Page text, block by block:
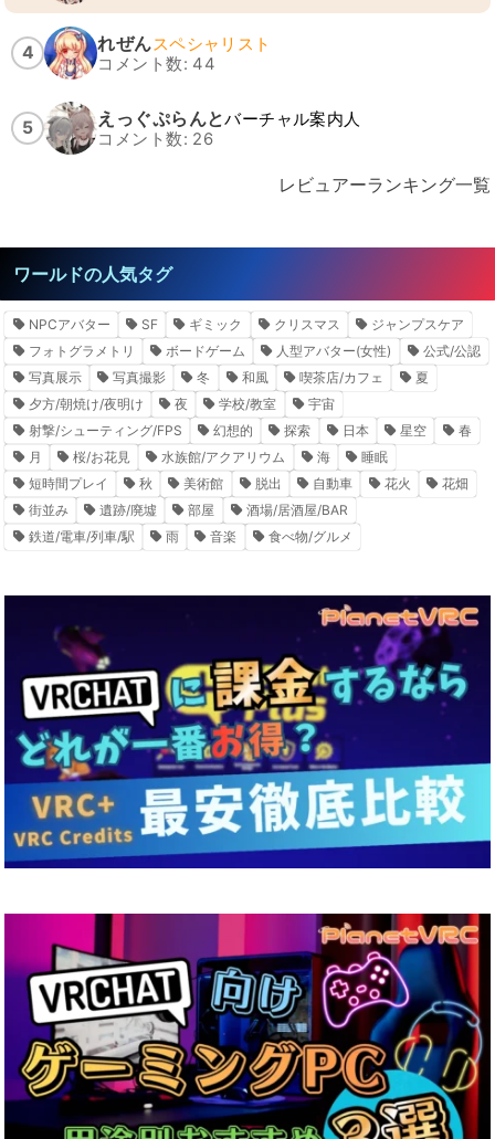
4 れぜんスペシャリスト
コメント数: 44
5 えっぐぷらんとバーチャル案内人
コメント数: 26
レビュアーランキング一覧
ワールドの人気タグ
NPCアバター SF ギミック クリスマス
ジャンプスケア
フォトグラメトリ
ボードゲーム 人型アバター(女性)
公式/公認
写真展示
写真撮影 冬 和風 喫茶店/カフェ
夏
夕方/朝焼け/夜明け
夜 学校/教室
宇宙
射撃/シューティング/FPS
幻想的 探索 日本 星空
春
月
桜/お花見 水族館/アクアリウム 海
睡眠
短時間プレイ
秋 美術館 脱出 自動車 花火
花畑
街並み
遺跡/廃墟 部屋
酒場/居酒屋/BAR
鉄道/電車/列車/駅
雨 音楽 食べ物/グルメ